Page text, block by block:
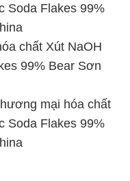
Soda Flakes 99%
chất Xút NaOH
99% Bear Sơn
mại hóa chất
Soda Flakes 99%